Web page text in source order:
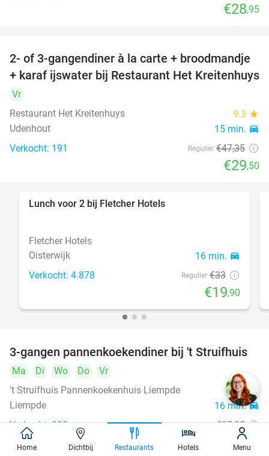
€28,95
38%
2- of 3-gangendiner à la carte + broodmandje
+ karaf ijswater bij Restaurant Het Kreitenhuys
Vr
Restaurant Het Kreitenhuys
9.3 star
Udenhout 15 min. directions_car
Verkocht: 191 Regulier €47,35
€29,50
Lunch voor 2 bij Fletcher Hotels
Fletcher Hotels
Oisterwijk
16 min. directions_car
Verkocht: 4.878 Regulier €33
€19,90
43%
3-gangen pannenkoekendiner bij 't Struifhuis
Ma Di Wo Do
Vr
't Struifhuis Pannenkoekenhuis Liempde
9.4star
Liempde 16 min.directions_car
Verkocht: 800 Regulier €27,95
€15
Home Dichtbij Restaurants Hotels Menu